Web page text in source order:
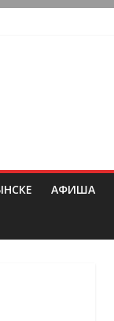
АФИША